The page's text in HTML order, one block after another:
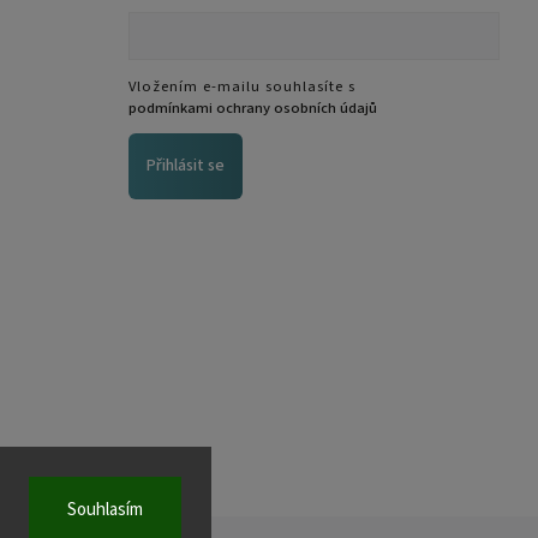
Souhlasím
Vložením e-mailu souhlasíte s
podmínkami ochrany osobních údajů
Přihlásit se